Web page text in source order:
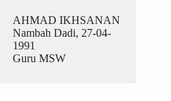
AHMAD IKHSANAN
Nambah Dadi, 27-04-
1991
Guru MSW